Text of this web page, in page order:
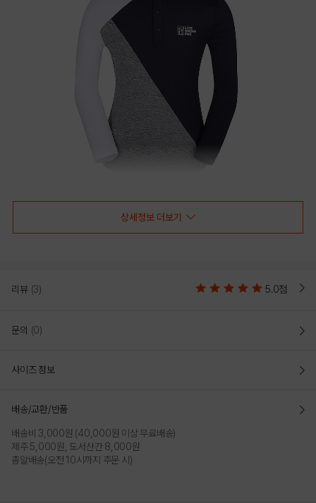
상세정보 더보기
리뷰 (3) 5.0점
문의 (0)
사이즈 정보
배송/교환/반품
배송비 3,000원 (40,000원 이상 무료배송)
제주 5,000원, 도서산간 8,000원
총알배송(오전 10시까지 주문 시)